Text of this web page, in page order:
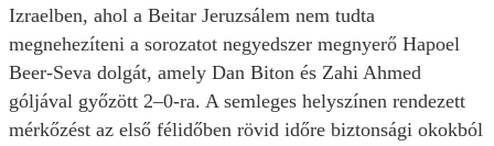
Izraelben, ahol a Beitar Jeruzsálem nem tudta
megnehezíteni a sorozatot negyedszer megnyerő Hapoel
Beer-Seva dolgát, amely Dan Biton és Zahi Ahmed
góljával győzött 2–0-ra. A semleges helyszínen rendezett
mérkőzést az első félidőben rövid időre biztonsági okokból